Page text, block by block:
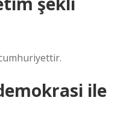
ile